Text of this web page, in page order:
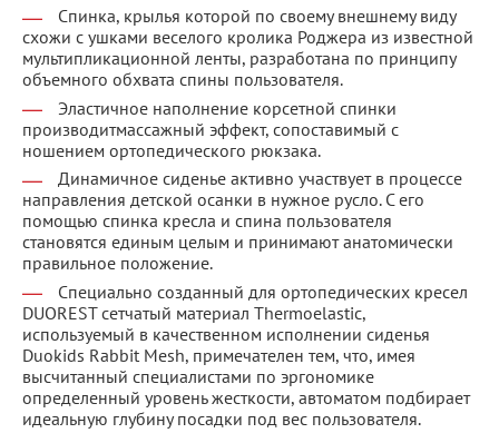
Спинка, крылья которой по своему внешнему виду
схожи с ушками веселого кролика Роджера из известной
мультипликационной ленты, разработана по принципу
объемного обхвата спины пользователя.
Эластичное наполнение корсетной спинки
производитмассажный эффект, сопоставимый с
ношением ортопедического рюкзака.
Динамичное сиденье активно участвует в процессе
направления детской осанки в нужное русло. С его
помощью спинка кресла и спина пользователя
становятся единым целым и принимают анатомически
правильное положение.
Специально созданный для ортопедических кресел
DUOREST сетчатый материал Thermoelastic,
используемый в качественном исполнении сиденья
Duokids Rabbit Mesh, примечателен тем, что, имея
высчитанный специалистами по эргономике
определенный уровень жесткости, автоматом подбирает
идеальную глубину посадки под вес пользователя.